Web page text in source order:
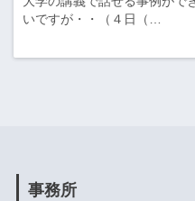
いですが・・（４日（…
事務所